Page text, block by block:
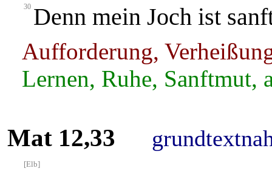
30 Denn mein Joch ist
Aufforderung,
Lernen, Ruhe, Sanftmut,
Mat 12,33
[Elb]